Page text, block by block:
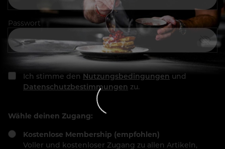
Passwort
Ich stimme den Nutzungsbedingungen und
Datenschutzbestimmungen zu.
Wähle deinen Zugang:
Kostenlose Membership (empfohlen)
Voller und kostenloser Zugang zu allen Artikeln,